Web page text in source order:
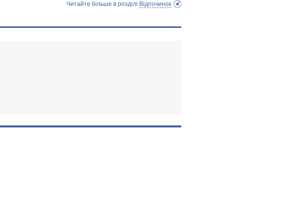
Читайте більше в розділі Відпочинок